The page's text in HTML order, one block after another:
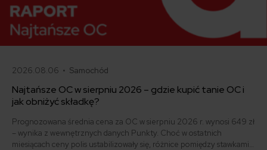
2026.08.06 • Samochód
Najtańsze OC w sierpniu 2026 – gdzie kupić tanie OC i
jak obniżyć składkę?
Prognozowana średnia cena za OC w sierpniu 2026 r. wynosi 649 zł
– wynika z wewnętrznych danych Punkty. Choć w ostatnich
miesiącach ceny polis ustabilizowały się, różnice pomiędzy stawkami